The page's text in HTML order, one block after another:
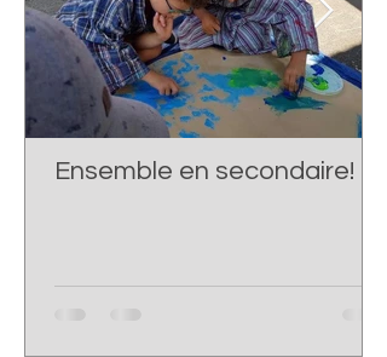
Ensemble en secondaire!